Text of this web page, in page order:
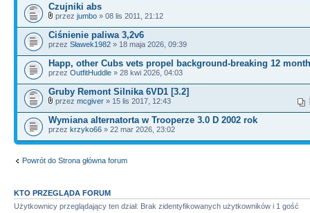
Czujniki abs
przez jumbo » 08 lis 2011, 21:12
Ciśnienie paliwa 3,2v6
przez Sławek1982 » 18 maja 2026, 09:39
Happ, other Cubs vets propel background-breaking 12
przez OutfitHuddle » 28 kwi 2026, 04:03
Gruby Remont Silnika 6VD1 [3.2]
przez mcgiver » 15 lis 2017, 12:43
Wymiana alternatorta w Trooperze 3.0 D 2002 rok
przez krzyko66 » 22 mar 2026, 23:02
Powrót do Strona główna forum
KTO PRZEGLĄDA FORUM
Użytkownicy przeglądający ten dział: Brak zidentyfikowanych użytkowników i 1 gość